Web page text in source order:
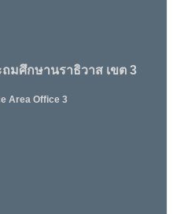
มศึกษานราธิวาส เขต 3
Area Office 3